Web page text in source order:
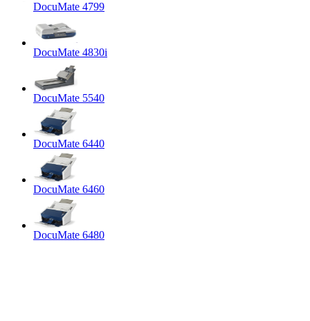
DocuMate 4799
DocuMate 4830i
DocuMate 5540
DocuMate 6440
DocuMate 6460
DocuMate 6480